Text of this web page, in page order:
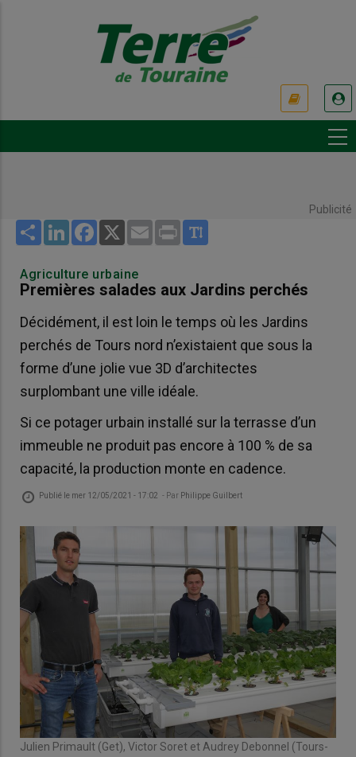
Publicité
Share LinkedInFacebook
X Email Print
Agriculture urbaine
Premières salades aux Jardins perchés
Décidément, il est loin le temps où les Jardins
perchés de Tours nord n’existaient que sous la
forme d’une jolie vue 3D d’architectes
surplombant une ville idéale.
Si ce potager urbain installé sur la terrasse d’un
immeuble ne produit pas encore à 100 % de sa
capacité, la production monte en cadence.
Publié le mer 12/05/2021 - 17:02 - Par Philippe Guilbert
Julien Primault (Get), Victor Soret et Audrey Debonnel (Tours-